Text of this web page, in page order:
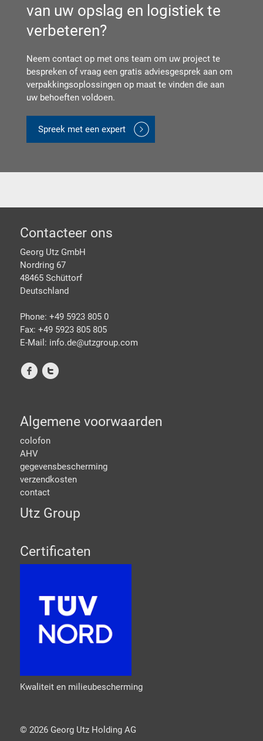
van uw opslag en logistiek te
verbeteren?
Neem contact op met ons team om uw project te
bespreken of vraag een gratis adviesgesprek aan om
verpakkingsoplossingen op maat te vinden die aan
uw behoeften voldoen.
Spreek met een expert
Footer
Contacteer ons
Georg Utz GmbH
Nordring 67
48465 Schüttorf
Deutschland
Phone: +49 5923 805 0
Fax: +49 5923 805 805
E-Mail: info.de@utzgroup.com
f t
Algemene voorwaarden
colofon
AHV
gegevensbescherming
verzendkosten
contact
Utz Group
Certificaten
Kwaliteit en milieubescherming
© 2026Georg Utz Holding AG